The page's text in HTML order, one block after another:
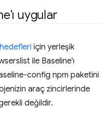
uygular
için yerleşik
ile Baseline'ı
config npm paketini
araç zincirlerinde
değildir.